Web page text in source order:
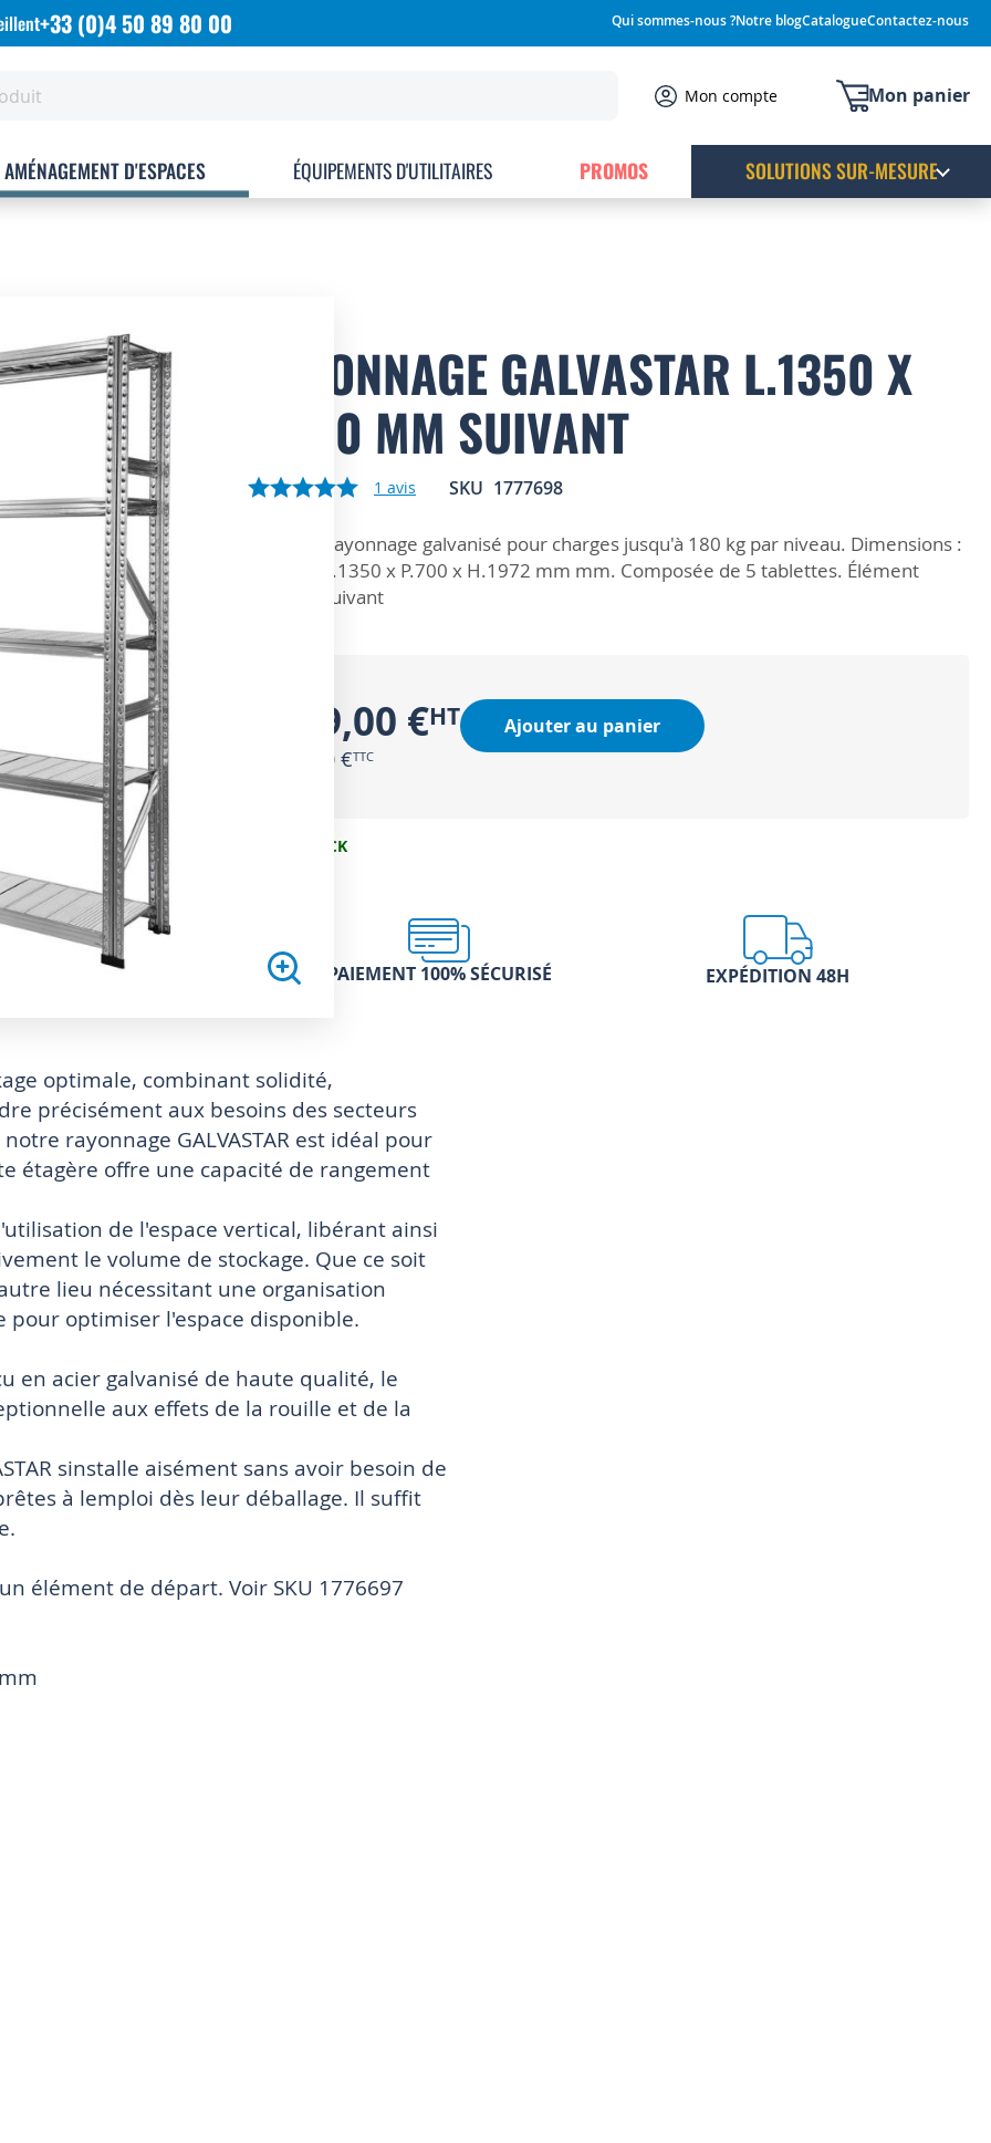
Qui sommes-nous ?Notre blogCatalogueContactez-nous
+33 (0)4 50 89 80 00
Mon panier
Mon compte
AMÉNAGEMENT D'ESPACES ÉQUIPEMENTS D'UTILITAIRES PROMOS SOLUTIONS SUR-MESURE
RAYONNAGE GALVASTAR L.1350 X
P.700 MM SUIVANT
1 avis SKU 1777698
Rayonnage galvanisé pour charges jusqu'à 180 kg par niveau. Dimensions :
L.1350 x P.700 x H.1972 mm mm. Composée de 5 tablettes. Élément
suivant
199,00 €
238,80 €
Ajouter au panier
EN STOCK
PAIEMENT 100% SÉCURISÉ EXPÉDITION 48H
optimale, combinant solidité,
précisément aux besoins des secteurs
rayonnage GALVASTAR est idéal pour
étagère offre une capacité de rangement
de l'espace vertical, libérant ainsi
le volume de stockage. Que ce soit
lieu nécessitant une organisation
pour optimiser l'espace disponible.
en acier galvanisé de haute qualité, le
aux effets de la rouille et de la
sinstalle aisément sans avoir besoin de
à lemploi dès leur déballage. Il suffit
élément de départ. Voir SKU 1776697